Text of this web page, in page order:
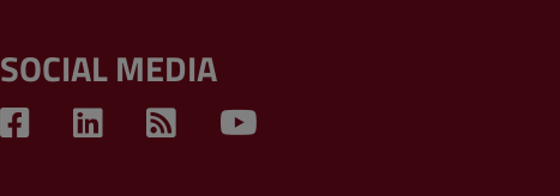
SOCIAL MEDIA